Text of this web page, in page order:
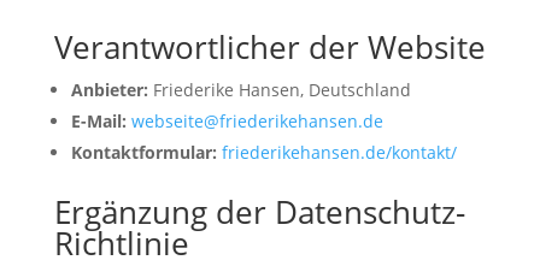
Verantwortlicher der Website
Anbieter: Friederike Hansen, Deutschland
E-Mail: webseite@friederikehansen.de
Kontaktformular: friederikehansen.de/kontakt/
Ergänzung der Datenschutz-
Richtlinie